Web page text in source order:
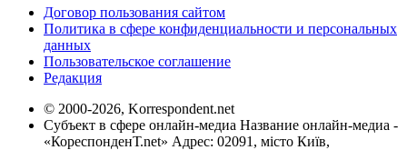
Договор пользования сайтом
Политика в сфере конфиденциальности и персональных
данных
Пользовательское соглашение
Редакция
© 2000-2026, Korrespondent.net
Субъект в сфере онлайн-медиа Название онлайн-медиа -
«КореспонденТ.net» Адрес: 02091, місто Київ,